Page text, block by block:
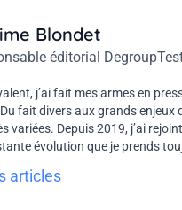
Blondet
éditorial
j’ai fait mes armes en
fait divers aux grands enjeux
variées. Depuis 2019, j’ai
évolution que je prends
articles